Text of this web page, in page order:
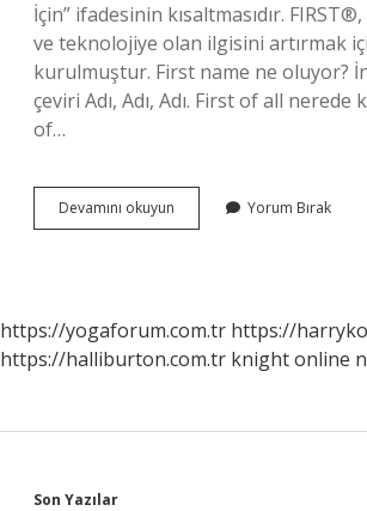
İçin” ifadesinin kısaltmasıdır.
ve teknolojiye olan ilgisini artırmak
kurulmuştur. First name ne oluyor?
çeviri Adı, Adı, Adı. First of all nerede
of…
Devamını okuyun
Kaç
Yorum Bırak
https://yogaforum.com.tr https://
https://halliburton.com.tr knight online
Son Yazılar